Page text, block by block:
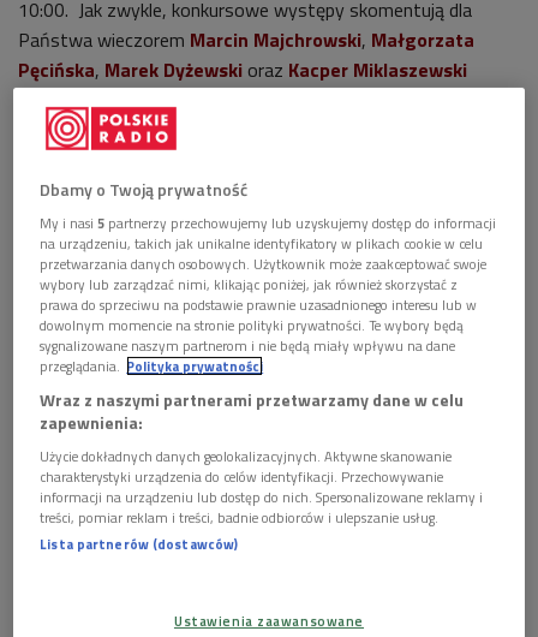
10:00. Jak zwykle, konkursowe występy skomentują dla
Państwa wieczorem Marcin Majchrowski, Małgorzata
Pęcińska, Marek Dyżewski oraz Kacper Miklaszewski
(godz. 23:00).
Program czwartkowych przesłuchań:
10.00Miroslav Kultyshev(Rosja)
* Fryderyk Chopin - Polonez-fantazja As-dur op. 61
* Fryderyk Chopin - Mazurek c-moll op. 30 nr 1
* Fryderyk Chopin - Mazurek h-moll op. 30 nr 2
* Fryderyk Chopin - Mazurek Des-dur op. 30 nr 3
* Fryderyk Chopin - Mazurek cis-moll op. 30 nr 4
* Fryderyk Chopin - Fantaisie-Impromptu [op. 66]
Dbamy o Twoją prywatność
My i nasi5 partnerzy przechowujemy lub uzyskujemy dostęp do informacji
na urządzeniu, takich jak unikalne identyfikatory w plikach cookie w celu
przetwarzania danych osobowych. Użytkownik może zaakceptować swoje
wybory lub zarządzać nimi, klikając poniżej, jak również skorzystać z
prawa do sprzeciwu na podstawie prawnie uzasadnionego interesu lub w
dowolnym momencie na stronie polityki prywatności. Te wybory będą
sygnalizowane naszym partnerom i nie będą miały wpływu na dane
przeglądania. Polityka prywatności
Wraz z naszymi partnerami przetwarzamy dane w celu
zapewnienia:
Użycie dokładnych danych geolokalizacyjnych. Aktywne skanowanie
charakterystyki urządzenia do celów identyfikacji. Przechowywanie
informacji na urządzeniu lub dostęp do nich. Spersonalizowane reklamy i
treści, pomiar reklam i treści, badnie odbiorców i ulepszanie usług.
Lista partnerów (dostawców)
Ustawienia zaawansowane